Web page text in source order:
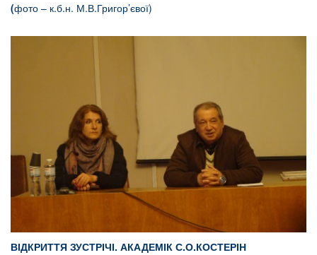
(фото – к.б.н. М.В.Григор’євої)
ВІДКРИТТЯ ЗУСТРІЧІ. АКАДЕМІК С.О.КОСТЕРІН